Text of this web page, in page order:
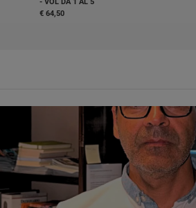
€ 64,50